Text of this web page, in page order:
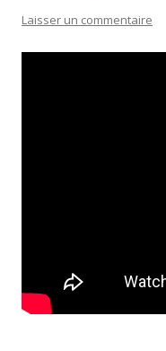
Laisser un commentaire